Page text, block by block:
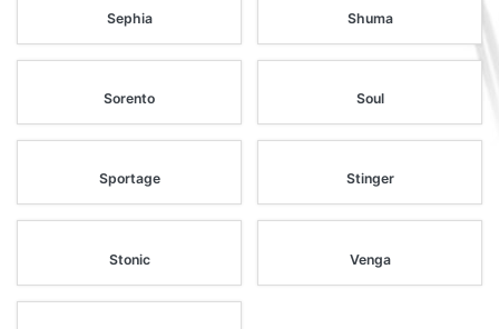
Sephia Shuma
Sorento Soul
Sportage Stinger
Stonic Venga